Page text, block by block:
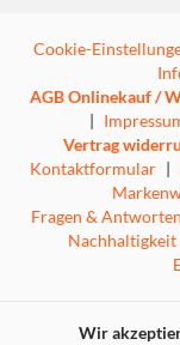
Cookie-
AGB Onlinekauf /
|
Vertrag
Kontaktformular |
Fragen & Antworten
Nachhaltigkeit
Wir